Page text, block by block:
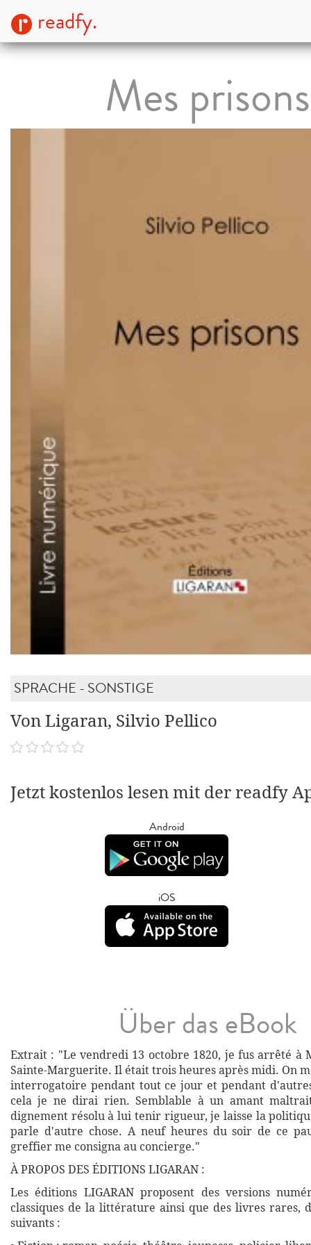
readfy.
Mes prisons
SPRACHE - SONSTIGE
Von Ligaran, Silvio Pellico
Jetzt kostenlos lesen mit der readfy
Android
iOS
Über das eBook
Extrait : "Le vendredi 13 octobre 1820, je fus arrêté à
Sainte-Marguerite. Il était trois heures après midi. On
interrogatoire pendant tout ce jour et pendant
cela je ne dirai rien. Semblable à un amant
dignement résolu à lui tenir rigueur, je laisse la
parle d'autre chose. A neuf heures du soir de ce
greffier me consigna au concierge."
À PROPOS DES ÉDITIONS LIGARAN :
Les éditions LIGARAN proposent des versions
classiques de la littérature ainsi que des livres rares,
suivants :